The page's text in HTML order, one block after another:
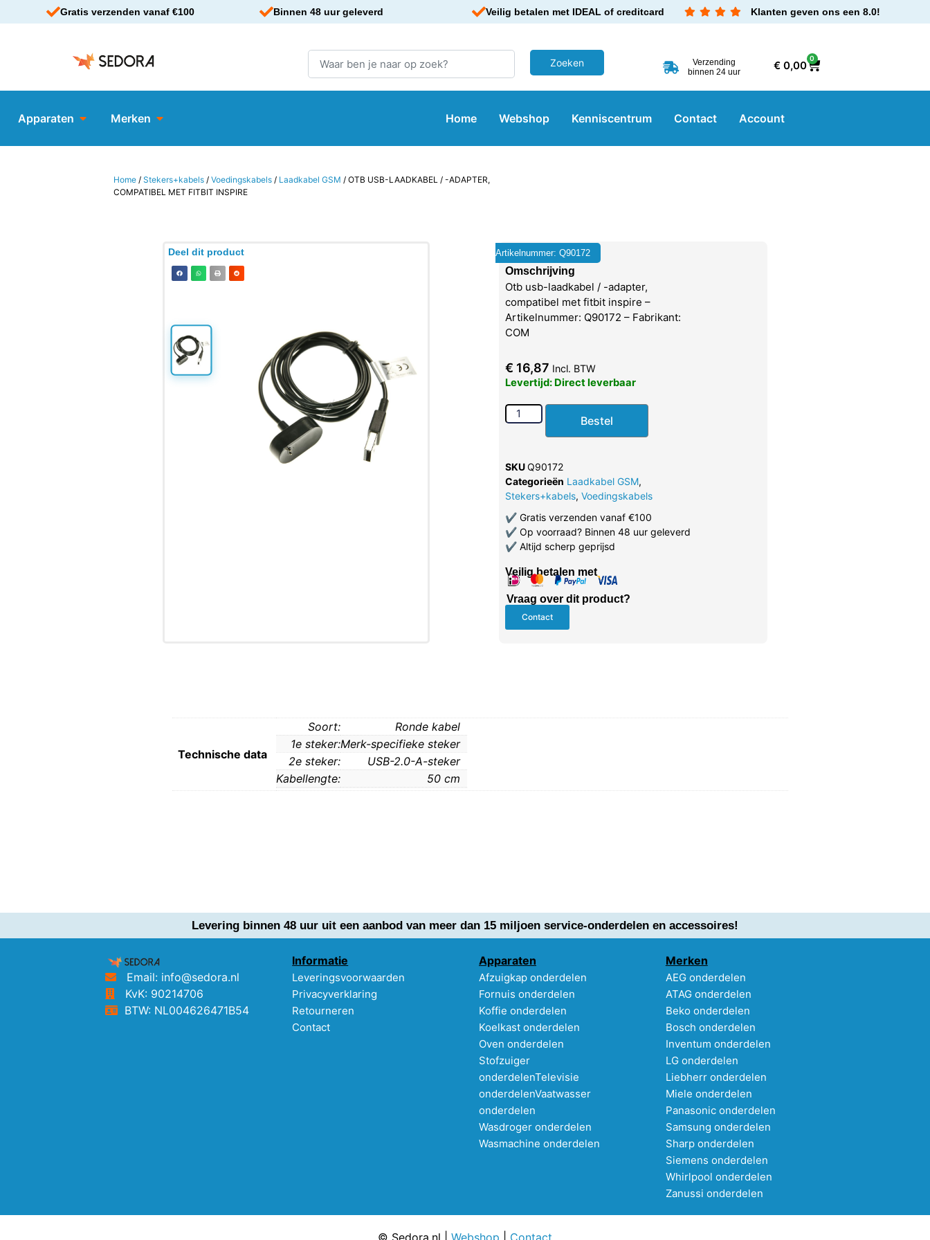
Gratis verzenden vanaf €100 Binnen 48 uur geleverd Veilig betalen met IDEAL of creditcard Klanten geven ons een 8.0!
Verzending
binnen 24 uur
€0,00
0
Apparaten Merken Home Webshop Kenniscentrum Contact Account
Home /Stekers+kabels /Voedingskabels / Laadkabel GSM / OTB USB-LAADKABEL / -ADAPTER,
COMPATIBEL MET FITBIT INSPIRE
Deel dit product Artikelnummer: Q90172
Omschrijving
Otb usb-laadkabel / -adapter,
compatibel met fitbit inspire –
Artikelnummer: Q90172 – Fabrikant:
COM
€ 16,87 Incl. BTW
Levertijd: Direct leverbaar
Bestel
SKUQ90172
Categorieën Laadkabel GSM,
Stekers+kabels, Voedingskabels
✔Gratis verzenden vanaf €100
✔Op voorraad? Binnen 48 uur geleverd
✔Altijd scherp geprijsd
Veilig betalen met
Vraag over dit product?
Contact
Technische data
Soort:
Ronde kabel
1e steker:Merk-specifieke steker
2e steker:
USB-2.0-A-steker
Kabellengte:
50 cm
Levering binnen 48 uur uit een aanbod van meer dan 15 miljoen service-onderdelen en accessoires!
Email: info@sedora.nl
KvK: 90214706
BTW: NL004626471B54
Informatie
Leveringsvoorwaarden
Privacyverklaring
Retourneren
Contact
Apparaten
Afzuigkap onderdelen
Fornuis onderdelen
Koffie onderdelen
Koelkast onderdelen
Oven onderdelen
Stofzuiger
onderdelenTelevisie
onderdelenVaatwasser
onderdelen
Wasdroger onderdelen
Wasmachine onderdelen
Merken
AEG onderdelen
ATAG onderdelen
Beko onderdelen
Bosch onderdelen
Inventum onderdelen
LG onderdelen
Liebherr onderdelen
Miele onderdelen
Panasonic onderdelen
Samsung onderdelen
Sharp onderdelen
Siemens onderdelen
Whirlpool onderdelen
Zanussi onderdelen